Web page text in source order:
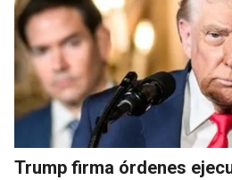
Trump firma órdenes